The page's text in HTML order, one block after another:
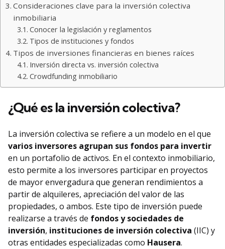
Consideraciones clave para la inversión colectiva
inmobiliaria
Conocer la legislación y reglamentos
Tipos de instituciones y fondos
Tipos de inversiones financieras en bienes raíces
Inversión directa vs. inversión colectiva
Crowdfunding inmobiliario
¿Qué es la inversión colectiva?
La inversión colectiva se refiere a un modelo en el que
varios inversores agrupan sus fondos para invertir
en un portafolio de activos. En el contexto inmobiliario,
esto permite a los inversores participar en proyectos
de mayor envergadura que generan rendimientos a
partir de alquileres, apreciación del valor de las
propiedades, o ambos. Este tipo de inversión puede
realizarse a través de fondos y sociedades de
inversión, instituciones de inversión colectiva (IIC) y
otras entidades especializadas como Hausera.